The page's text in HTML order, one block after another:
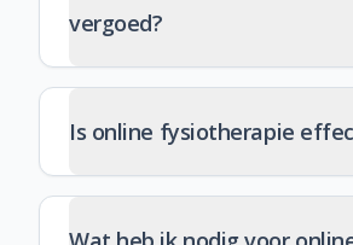
vergoed?
Is online fysiotherapie